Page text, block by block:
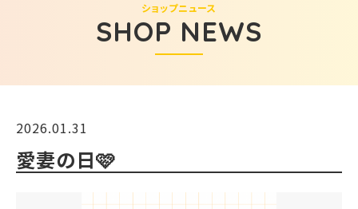
SHOP NEWS
ショップニュース
2026.01.31
愛妻の日🩷